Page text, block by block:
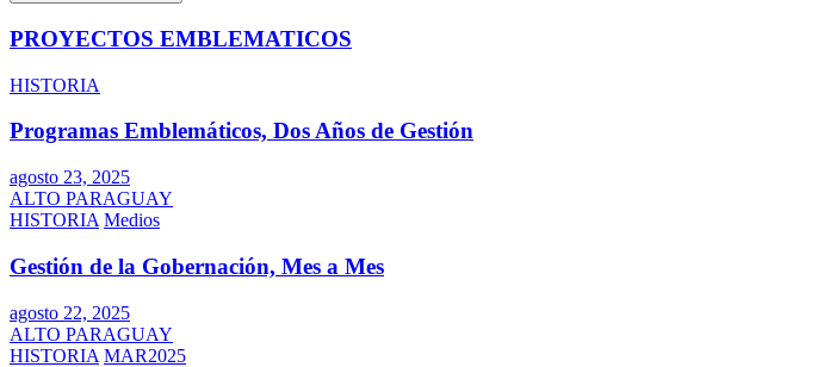
PROYECTOS EMBLEMATICOS
HISTORIA
Programas Emblemáticos, Dos Años de Gestión
agosto 23, 2025
ALTO PARAGUAY
HISTORIA Medios
Gestión de la Gobernación, Mes a Mes
agosto 22, 2025
ALTO PARAGUAY
HISTORIA MAR2025